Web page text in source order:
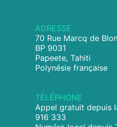
ADRESSE
70 Rue Marcq de
BP 9031
Papeete, Tahiti
Polynésie française
TÉLÉPHONE
Appel gratuit depuis
916 333